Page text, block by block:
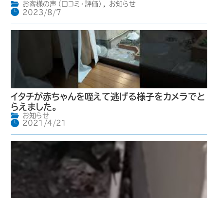
お客様の声（口コミ・評価） ,
お知らせ
2023/8/7
イタチが赤ちゃんを咥えて逃げる様子をカメラでと
らえました。
お知らせ
2021/4/21